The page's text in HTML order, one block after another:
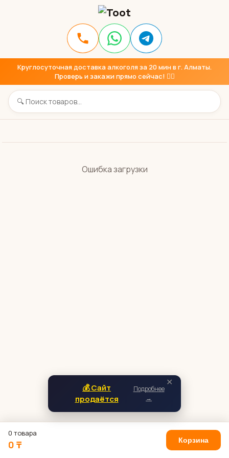
Круглосуточная доставка алкоголя за 20 мин в г. Алматы.
Проверь и закажи прямо сейчас! 👇🏼
Ошибка загрузки
✕
💰 Сайт
продаётся
Подробнее
→
0 товара
0 ₸ Корзина